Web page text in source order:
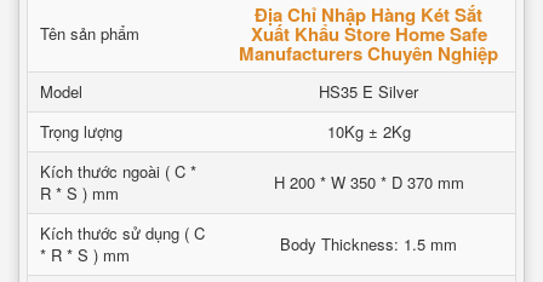
Tên sản phẩm
Địa Chỉ Nhập Hàng Két Sắt
Xuất Khẩu Store Home Safe
Manufacturers Chuyên Nghiệp
Model
HS35 E Silver
Trọng lượng
10Kg ± 2Kg
Kích thước ngoài ( C *
R * S ) mm
H 200 * W 350 * D 370 mm
Kích thước sử dụng ( C
* R * S ) mm
Body Thickness: 1.5 mm